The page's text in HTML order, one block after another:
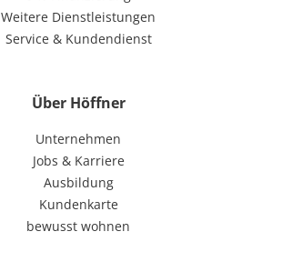
Weitere Dienstleistungen
Service & Kundendienst
Über Höffner
Unternehmen
Jobs & Karriere
Ausbildung
Kundenkarte
bewusst wohnen